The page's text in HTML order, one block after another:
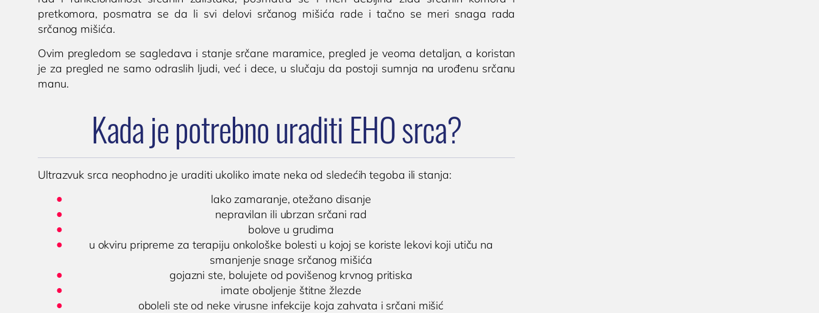
pretkomora, posmatra se da li svi delovi srčanog mišića rade i tačno se meri snaga rada
srčanog mišića.
Ovim pregledom se sagledava i stanje srčane maramice, pregled je veoma detaljan, a koristan
je za pregled ne samo odraslih ljudi, već i dece, u slučaju da postoji sumnja na urođenu srčanu
manu.
Kada je potrebno uraditi EHO srca?
Ultrazvuk srca neophodno je uraditi ukoliko imate neka od sledećih tegoba ili stanja:
lako zamaranje, otežano disanje
nepravilan ili ubrzan srčani rad
bolove u grudima
u okviru pripreme za terapiju onkološke bolesti u kojoj se koriste lekovi koji utiču na
smanjenje snage srčanog mišića
gojazni ste, bolujete od povišenog krvnog pritiska
imate oboljenje štitne žlezde
oboleli ste od neke virusne infekcije koja zahvata i srčani mišić